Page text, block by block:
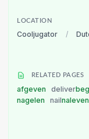
LOCATION
Cooljugator /
RELATED PAGES
afgeven deliver
nagelen
nailnaleven